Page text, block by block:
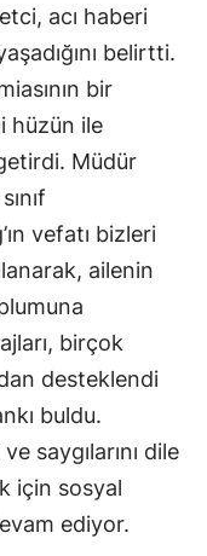
acı haberi
belirtti.
bir
hüzün ile
Müdür
vefatı bizleri
ailenin
birçok
desteklendi
buldu.
saygılarını dile
için sosyal
ediyor.